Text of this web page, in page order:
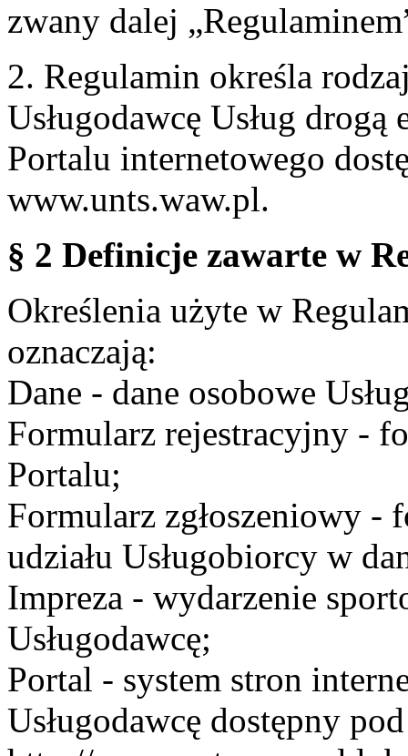
zwany dalej
2. Regulamin określa
Usługodawcę Usług
Portalu internetowego
www.unts.waw.pl.
§ 2 Definicje zawarte w
Określenia użyte w
oznaczają:
Dane - dane osobowe
Formularz rejestracyjny -
Portalu;
Formularz zgłoszeniowy -
udziału Usługobiorcy w
Impreza - wydarzenie
Usługodawcę;
Portal - system stron
Usługodawcę dostępny